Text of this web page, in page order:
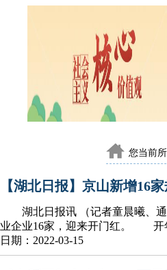
凯发官网
您当前
【湖北日报】京山新增16
湖北日报讯 （记者童晨曦、通
业企业16家，迎来开门红。 开
日期：2022-03-15